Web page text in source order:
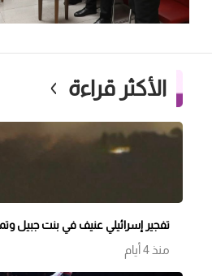
الأكثر قراءة
تفجير إسرائيلي عنيف في بنت جبيل
منذ 4 أيام